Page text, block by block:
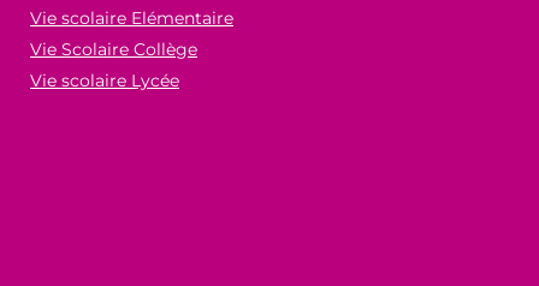
Vie scolaire Elémentaire
Vie Scolaire Collège
Vie scolaire Lycée